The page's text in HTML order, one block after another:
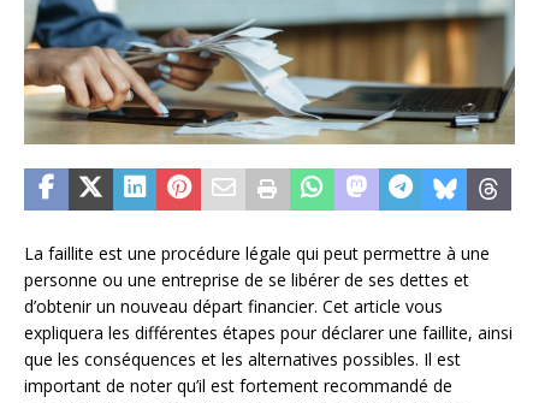
La faillite est une procédure légale qui peut permettre à une
personne ou une entreprise de se libérer de ses dettes et
d’obtenir un nouveau départ financier. Cet article vous
expliquera les différentes étapes pour déclarer une faillite, ainsi
que les conséquences et les alternatives possibles. Il est
important de noter qu’il est fortement recommandé de